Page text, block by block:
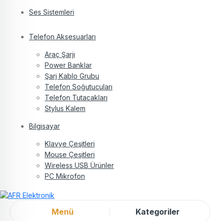
Ses Sistemleri
Telefon Aksesuarları
Araç Şarjı
Power Banklar
Şarj Kablo Grubu
Telefon Soğutucuları
Telefon Tutacakları
Stylus Kalem
Bilgisayar
Klavye Çeşitleri
Mouse Çeşitleri
Wireless USB Ürünler
PC Mikrofon
Menü Kategoriler